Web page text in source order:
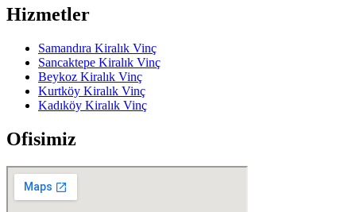
Hizmetler
Samandıra Kiralık Vinç
Sancaktepe Kiralık Vinç
Beykoz Kiralık Vinç
Kurtköy Kiralık Vinç
Kadıköy Kiralık Vinç
Ofisimiz